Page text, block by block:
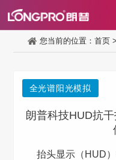
您当前的位置： 首页>
全光谱阳光模拟
朗普科技HUD抗
抬头显示（HUD）